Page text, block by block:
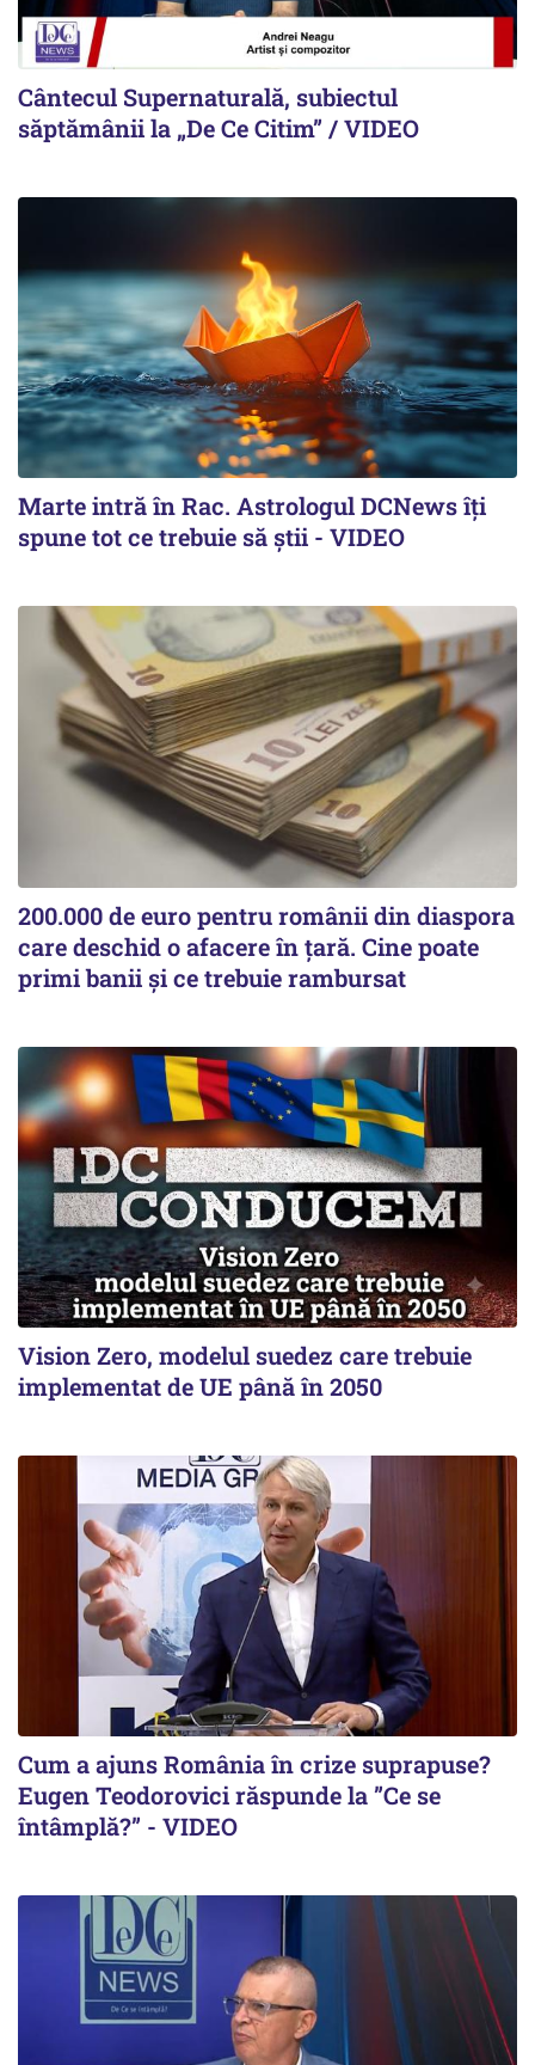
Cântecul Supernaturală, subiectul
săptămânii la „De Ce Citim” / VIDEO
Marte intră în Rac. Astrologul DCNews îți
spune tot ce trebuie să știi - VIDEO
200.000 de euro pentru românii din diaspora
care deschid o afacere în țară. Cine poate
primi banii și ce trebuie rambursat
Vision Zero, modelul suedez care trebuie
implementat de UE până în 2050
Cum a ajuns România în crize suprapuse?
Eugen Teodorovici răspunde la ”Ce se
întâmplă?” - VIDEO